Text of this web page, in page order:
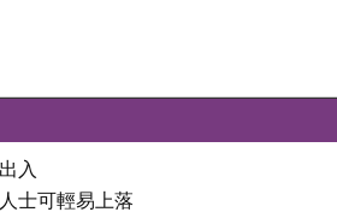
入
士可輕易上落